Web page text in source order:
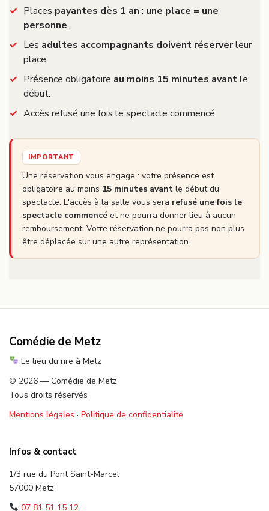
Places payantes dès 1 an : une place = une
personne.
Les adultes accompagnants doivent réserverleur
place.
Présence obligatoire au moins 15 minutes avantle
début.
Accès refusé une fois le spectacle commencé.
IMPORTANT
Une réservation vous engage : votre présence est
obligatoire au moins 15 minutes avant le début du
spectacle. L'accès à la salle vous sera refusé une fois le
spectacle commencé et ne pourra donner lieu à aucun
remboursement. Votre réservation ne pourra pas non plus
être déplacée sur une autre représentation.
Comédie de Metz
Le lieu du rire à Metz
© 2026 — Comédie de Metz
Tous droits réservés
Mentions légales · Politique de confidentialité
Infos & contact
1/3 rue du Pont Saint-Marcel
57000 Metz
07 81 51 15 12